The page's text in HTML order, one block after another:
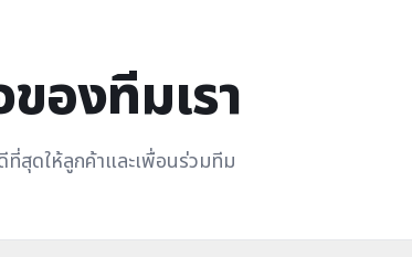
องทีมเรา
สุดให้ลูกค้าและเพื่อนร่วมทีม